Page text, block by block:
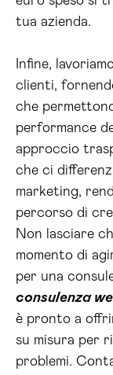
tua azienda.
Infine,
clienti,
che
performance
approccio
che ci
marketing,
percorso di
Non lasciare
momento di
per una
consulenza
è pronto a
su misura per
problemi.